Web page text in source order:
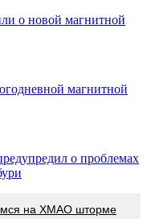
о новой магнитной
магнитной
о проблемах
на ХМАО шторме